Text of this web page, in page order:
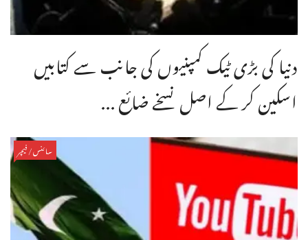
دنیا کی بڑی ٹیک کمپنیوں کی جانب سے کتابیں
اسکین کر کے اصل نسخے ضائع ...
سائنس/فیچر